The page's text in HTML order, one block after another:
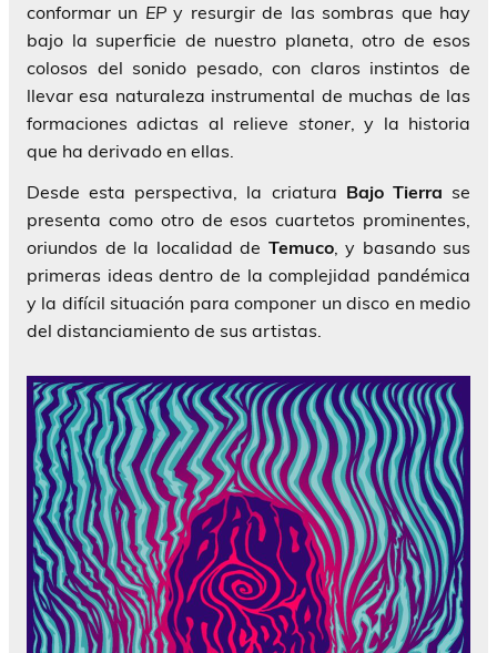
conformar un EPy resurgir de las sombras que hay
bajo la superficie de nuestro planeta, otro de esos
colosos del sonido pesado, con claros instintos de
llevar esa naturaleza instrumental de muchas de las
formaciones adictas al relieve stoner, y la historia
que ha derivado en ellas.
Desde esta perspectiva, la criatura Bajo Tierra se
presenta como otro de esos cuartetos prominentes,
oriundos de la localidad de Temuco, y basando sus
primeras ideas dentro de la complejidad pandémica
y la difícil situación para componer un disco en medio
del distanciamiento de sus artistas.